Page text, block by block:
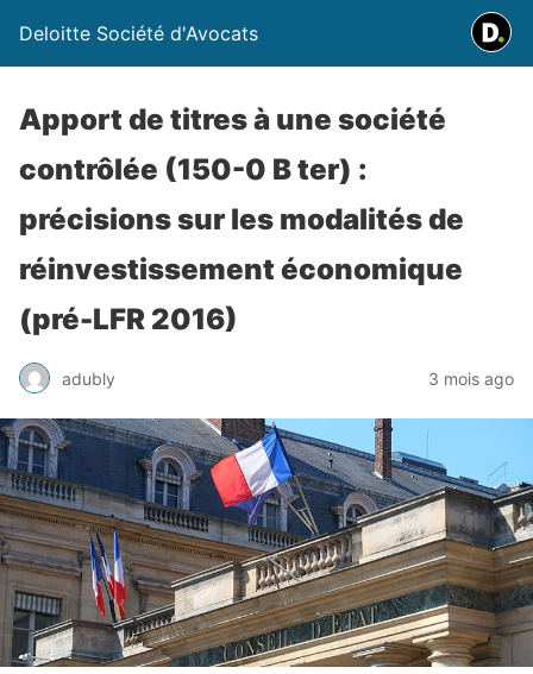
Deloitte Société d'Avocats
Apport de titres à une société
contrôlée (150-0 B ter) :
précisions sur les modalités de
réinvestissement économique
(pré-LFR 2016)
adubly 3 mois ago